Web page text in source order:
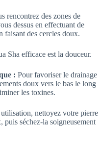
rencontrez des zones de
dessus en effectuant de
faisant des cercles doux.
Sha efficace est la douceur.
: Pour favoriser le drainage
doux vers le bas le long
les toxines.
nettoyez votre pierre
puis séchez-la soigneusement